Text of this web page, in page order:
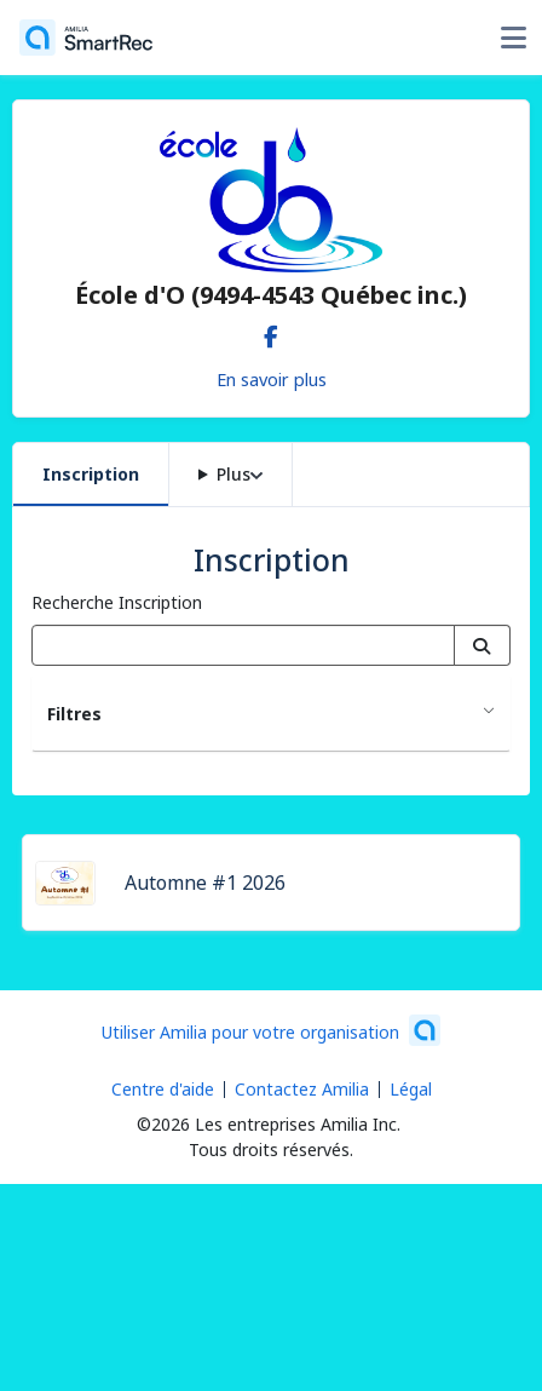
École d'O (9494-4543 Québec inc.)
En savoir plus
Inscription Plus
Inscription
Recherche Inscription
Filtres
Automne #1 2026
Utiliser Amilia pour votre organisation
©2026 Les entreprises Amilia Inc.
Tous droits réservés.
Centre d'aide Contactez Amilia Légal